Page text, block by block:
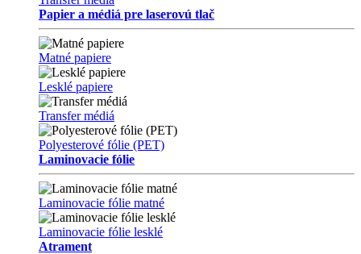
Papier a médiá pre laserovú tlač
Matné papiere
Lesklé papiere
Transfer médiá
Polyesterové fólie (PET)
Laminovacie fólie
Laminovacie fólie matné
Laminovacie fólie lesklé
Atrament